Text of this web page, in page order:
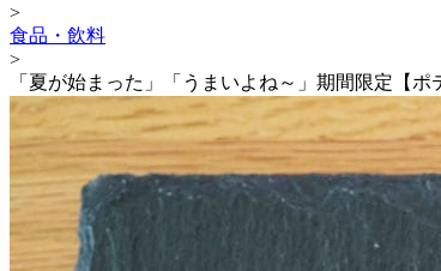
>
食品・飲料
>
「夏が始まった」「うまいよね～」期間限定【